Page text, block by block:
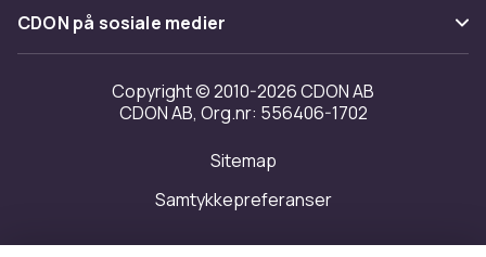
Jobbe på CDON
Investor relations
Tilgjengelighet
Merchant Help Center
CDON på sosiale medier
Copyright © 2010-2026 CDON AB
CDON AB, Org.nr: 556406-1702
Sitemap
Samtykkepreferanser